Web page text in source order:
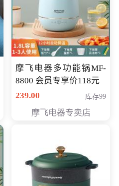
摩飞电器多功能锅MF-
8800 会员专享价118元
239.00
库存99
摩飞电器专卖店